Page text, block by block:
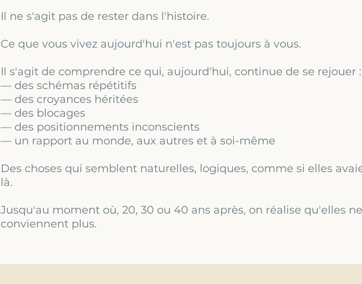
Il ne s'agit pas de rester dans l'histoire.
Ce que vous vivez aujourd'hui n'est pas toujours à vous.
Il s'agit de comprendre ce qui, aujourd'hui, continue de se rejouer :
— des schémas répétitifs
— des croyances héritées
— des blocages
— des positionnements inconscients
— un rapport au monde, aux autres et à soi-même
Des choses qui semblent naturelles, logiques, comme si elles
là.
Jusqu'au moment où, 20, 30 ou 40 ans après, on réalise qu'elles
conviennent plus.